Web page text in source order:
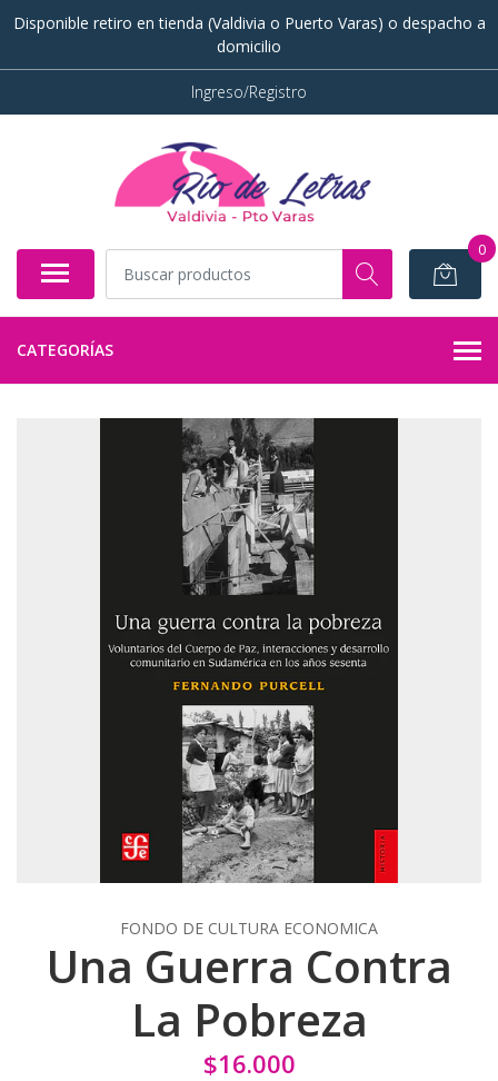
Disponible retiro en tienda (Valdivia o Puerto Varas) o despacho a
domicilio
Ingreso/Registro
0
CATEGORÍAS
FONDO DE CULTURA ECONOMICA
Una Guerra Contra
La Pobreza
$16.000